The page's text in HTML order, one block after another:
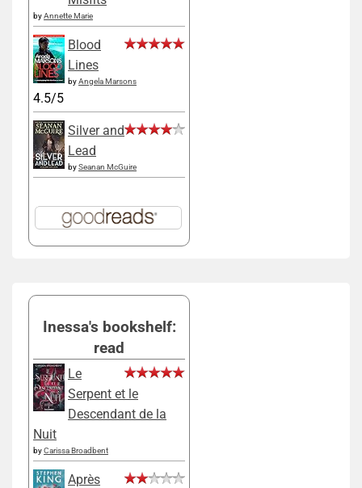
byAnnette Marie
Blood
Lines
byAngela Marsons
4.5/5
Silver and
Lead
bySeanan McGuire
Inessa's bookshelf:
read
Le
Serpent et le
Descendant de la
Nuit
byCarissa Broadbent
Après